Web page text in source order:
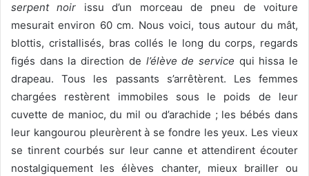
serpent noir issu d’un morceau de pneu de voiture
mesurait environ 60 cm. Nous voici, tous autour du mât,
blottis, cristallisés, bras collés le long du corps, regards
figés dans la direction de l’élève de service qui hissa le
drapeau. Tous les passants s’arrêtèrent. Les femmes
chargées restèrent immobiles sous le poids de leur
cuvette de manioc, du mil ou d’arachide ; les bébés dans
leur kangourou pleurèrent à se fondre les yeux. Les vieux
se tinrent courbés sur leur canne et attendirent écouter
nostalgiquement les élèves chanter, mieux brailler ou